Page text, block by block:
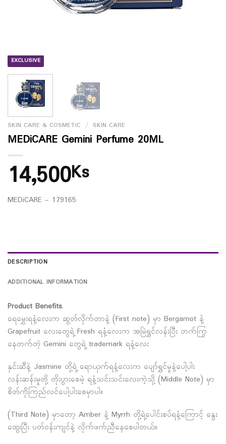
EXCLUSIVE
SKIN CARE & COSMETIC / SKIN CARE
MEDiCARE Gemini Perfume 20ML
14,500Ks
MEDiCARE – 179165
DESCRIPTION
ADDITIONAL INFORMATION
Product Benefits.
ရေမွှေးရနံ့လေးက ဆွတ်လိုက်တာနဲ့ (First note) မှာ Bergamot နဲ့
Grapefruit လေးတွေရဲ့ Fresh ရနံ့လေးက အမြဲရွှင်လန်းပြီး တက်ကြွ
နေတက်တဲ့ Gemini တွေရဲ့ trademark ရနံ့လေး
နှင်းဆီနဲ့ Jasmine တို့ရဲ့ ရောယှက်ရနံ့လေးက ပျော်ရွှင်မှုနဲ့ပေါ့ပါး
လန်းဆန်းမှုတို့ တိုးပွားစေမဲ့ ရနံ့သင်းသင်းလေးကဲ့သို့ (Middle Note) မှာ
စိတ်ကိုကြည်လင်ပေါ့ပါးစေမှာပါ။
(Third Note) မှာတော့ Amber နဲ့ Myrrh တို့ရဲ့ပေါင်းစပ်ရနံ့ကြောင့် နွေး
ထွေးပြီး ပတ်ဝန်းကျင်နဲ့ လိုက်ဖက်ညီနေစေပါတယ်။